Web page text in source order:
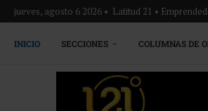
jueves, agosto 6 2026 • Latitud 21 •
INICIO SECCIONES COLUMNAS DE